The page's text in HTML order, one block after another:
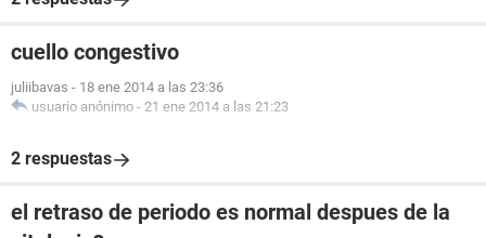
cuello congestivo
juliibavas - 18 ene 2014 a las 23:36
usuario anónimo - 21 ene 2014 a las 21:23
2 respuestas
el retraso de periodo es normal despues de la